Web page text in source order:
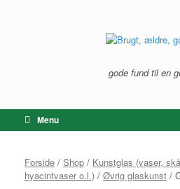
gode fund til en
Menu
Forside / Shop / Kunstglas (vaser,
hyacintvaser o.l.) / Øvrig glaskunst /